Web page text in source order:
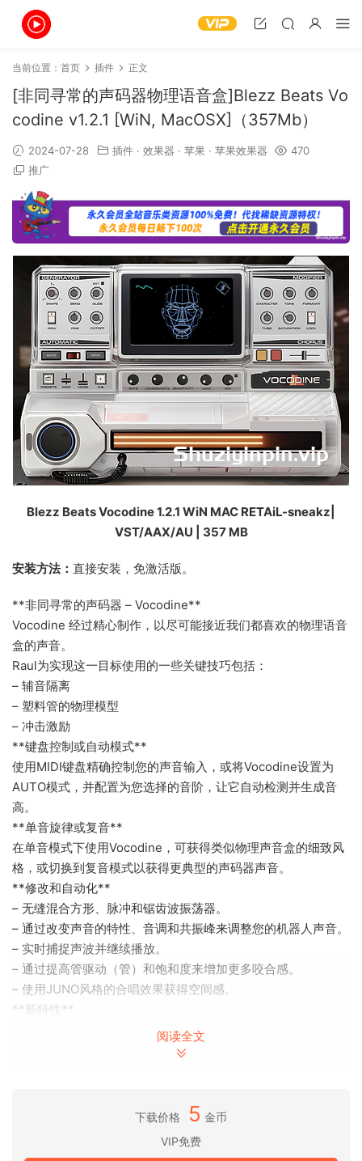
当前位置： 首页 插件 正文
[非同寻常的声码器物理语音盒]Blezz Beats Vo
codine v1.2.1 [WiN, MacOSX]（357Mb）
2024-07-28 插件 · 效果器 · 苹果 · 苹果效果器
470
推广
Blezz Beats Vocodine 1.2.1 WiN MAC RETAiL-sneakz|
VST/AAX/AU | 357 MB
安装方法： 直接安装，免激活版。
**非同寻常的声码器 – Vocodine**
Vocodine 经过精心制作，以尽可能接近我们都喜欢的物理语音
盒的声音。
Raul为实现这一目标使用的一些关键技巧包括：
– 辅音隔离
– 塑料管的物理模型
– 冲击激励
**键盘控制或自动模式**
使用MIDI键盘精确控制您的声音输入，或将Vocodine设置为
AUTO模式，并配置为您选择的音阶，让它自动检测并生成音
高。
**单音旋律或复音**
在单音模式下使用Vocodine，可获得类似物理声音盒的细致风
格，或切换到复音模式以获得更典型的声码器声音。
**修改和自动化**
– 无缝混合方形、脉冲和锯齿波振荡器。
– 通过改变声音的特性、音调和共振峰来调整您的机器人声音。
– 实时捕捉声波并继续播放。
– 通过提高管驱动（管）和饱和度来增加更多咬合感。
– 使用JUNO风格的合唱效果获得空间感。
**新特性**
阅读全文
下载价格 5 金币
VIP免费